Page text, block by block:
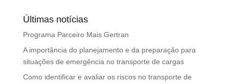
Últimas notícias
Programa Parceiro Mais Gertran
A importância do planejamento e da preparação para
situações de emergência no transporte de cargas
Como identificar e avaliar os riscos no transporte de